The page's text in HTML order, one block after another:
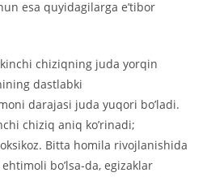
esa quyidagilarga e’tibor
chiziqning juda yorqin
dastlabki
darajasi juda yuqori bo’ladi.
chiziq aniq ko’rinadi;
Bitta homila rivojlanishida
bo’lsa-da, egizaklar